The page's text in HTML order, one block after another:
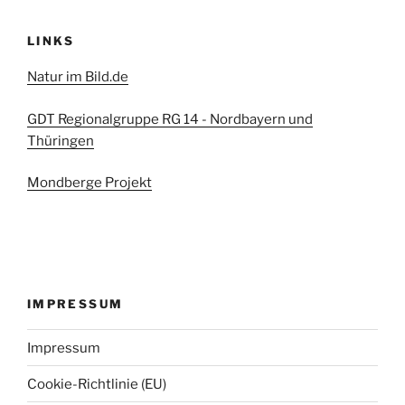
LINKS
Natur im Bild.de
GDT Regionalgruppe RG 14 - Nordbayern und
Thüringen
Mondberge Projekt
IMPRESSUM
Impressum
Cookie-Richtlinie (EU)